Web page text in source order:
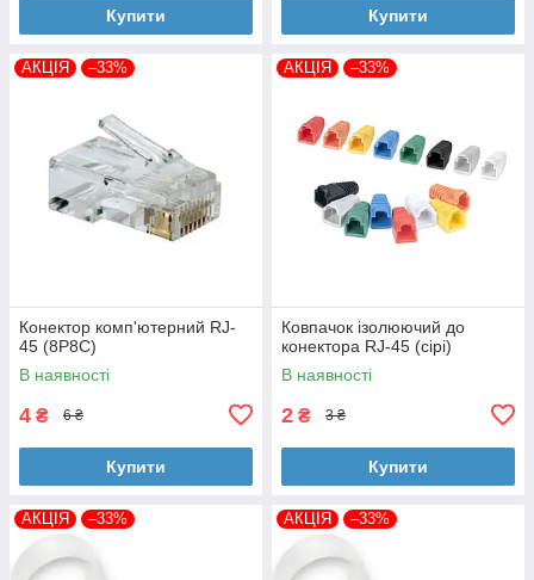
Купити Купити
АКЦІЯ –33%
Конектор комп'ютерний RJ-
45 (8P8C)
В наявності
4 ₴ 6 ₴
Купити
АКЦІЯ –33%
Ковпачок ізолюючий до
конектора RJ-45 (сірі)
В наявності
2 ₴ 3 ₴
Купити
АКЦІЯ –33% АКЦІЯ –33%